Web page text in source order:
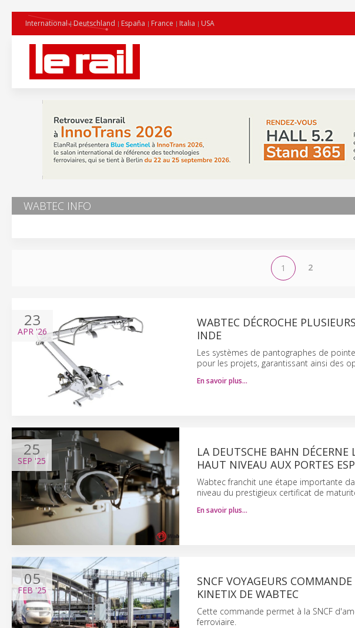
International Deutschland España France Italia USA
WABTEC INFO
1 2
23
APR '26
WABTEC DÉCROCHE
INDE
Les systèmes de pantographes de
pour les projets, garantissant ainsi des
En savoir plus…
25
SEP '25
LA DEUTSCHE BAHN
HAUT NIVEAU AUX PORTES
Wabtec franchit une étape importante
niveau du prestigieux certificat de
En savoir plus…
05
FEB'25
SNCF VOYAGEURS
KINETIX DE WABTEC
Cette commande permet à la SNCF
ferroviaire.